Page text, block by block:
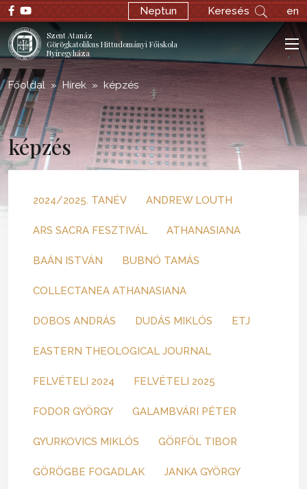
Neptun Keresés en
Szent Atanáz
Görögkatolikus Hittudományi Főiskola
Nyíregyháza
Főoldal Hírek képzés
képzés
2024/2025. TANÉV ANDREW LOUTH
ARS SACRA FESZTIVÁL ATHANASIANA
BAÁN ISTVÁN BUBNÓ TAMÁS
COLLECTANEA ATHANASIANA
DOBOS ANDRÁS DUDÁS MIKLÓS ETJ
EASTERN THEOLOGICAL JOURNAL
FELVÉTELI 2024 FELVÉTELI 2025
FODOR GYÖRGY GALAMBVÁRI PÉTER
GYURKOVICS MIKLÓS GÖRFÖL TIBOR
GÖRÖGBE FOGADLAK JANKA GYÖRGY